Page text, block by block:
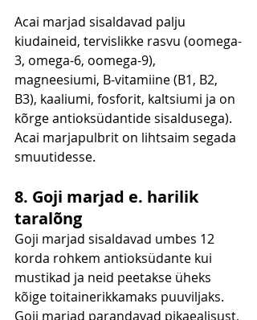
Acai marjad sisaldavad palju
kiudaineid, tervislikke rasvu (oomega-
3, omega-6, oomega-9),
magneesiumi, B-vitamiine (B1, B2,
B3), kaaliumi, fosforit, kaltsiumi ja on
kõrge antioksüdantide sisaldusega).
Acai marjapulbrit on lihtsaim segada
smuutidesse.
8. Goji marjad e. harilik
taralõng
Goji marjad sisaldavad umbes 12
korda rohkem antioksüdante kui
mustikad ja neid peetakse üheks
kõige toitainerikkamaks puuviljaks.
Goji marjad parandavad pikaealisust,